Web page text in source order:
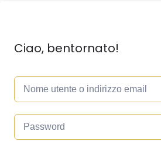
Ciao, bentornato!